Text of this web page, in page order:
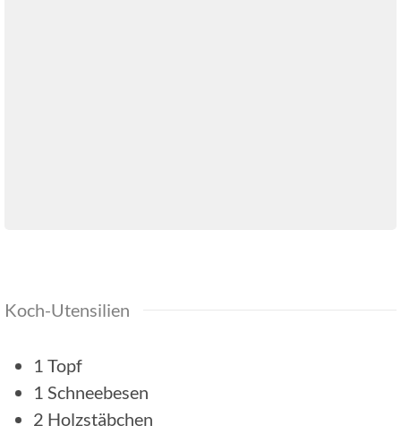
Koch-Utensilien
1 Topf
1 Schneebesen
2 Holzstäbchen